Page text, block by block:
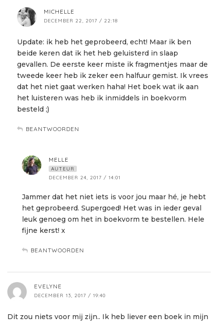
MICHELLE
DECEMBER 22, 2017 / 22:18
Update: ik heb het geprobeerd, echt! Maar ik ben
beide keren dat ik het heb geluisterd in slaap
gevallen. De eerste keer miste ik fragmentjes maar de
tweede keer heb ik zeker een halfuur gemist. Ik vrees
dat het niet gaat werken haha! Het boek wat ik aan
het luisteren was heb ik inmiddels in boekvorm
besteld ;)
BEANTWOORDEN
MELLE
AUTEUR
DECEMBER 24, 2017 / 14:01
Jammer dat het niet iets is voor jou maar hé, je hebt
het geprobeerd. Supergoed! Het was in ieder geval
leuk genoeg om het in boekvorm te bestellen. Hele
fijne kerst! x
BEANTWOORDEN
EVELYNE
DECEMBER 13, 2017 / 19:40
Dit zou niets voor mij zijn.. Ik heb liever een boek in mijn